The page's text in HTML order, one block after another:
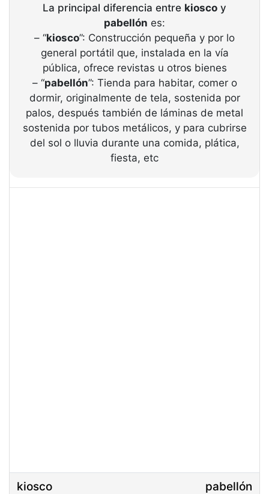
La principal diferencia entre kiosco y
pabellón es:
– “kiosco”: Construcción pequeña y por lo
general portátil que, instalada en la vía
pública, ofrece revistas u otros bienes
– “pabellón”: Tienda para habitar, comer o
dormir, originalmente de tela, sostenida por
palos, después también de láminas de metal
sostenida por tubos metálicos, y para cubrirse
del sol o lluvia durante una comida, plática,
fiesta, etc
kiosco pabellón